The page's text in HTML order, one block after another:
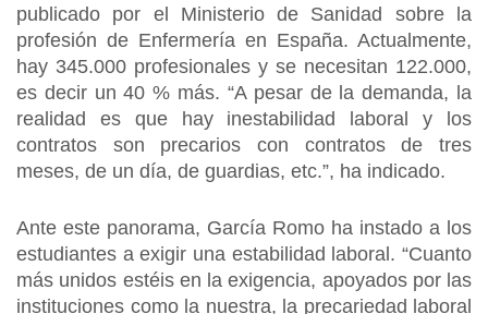
publicado por el Ministerio de Sanidad sobre la
profesión de Enfermería en España. Actualmente,
hay 345.000 profesionales y se necesitan 122.000,
es decir un 40 % más. “A pesar de la demanda, la
realidad es que hay inestabilidad laboral y los
contratos son precarios con contratos de tres
meses, de un día, de guardias, etc.”, ha indicado.
Ante este panorama, García Romo ha instado a los
estudiantes a exigir una estabilidad laboral. “Cuanto
más unidos estéis en la exigencia, apoyados por las
instituciones como la nuestra, la precariedad laboral